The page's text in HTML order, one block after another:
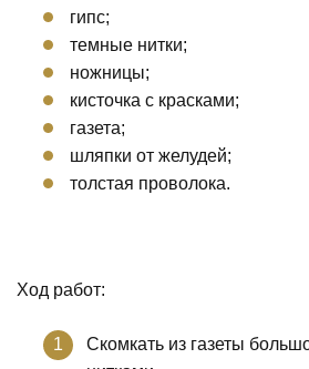
гипс;
темные нитки;
ножницы;
кисточка с красками;
газета;
шляпки от желудей;
толстая проволока.
Ход работ:
Скомкать из газеты